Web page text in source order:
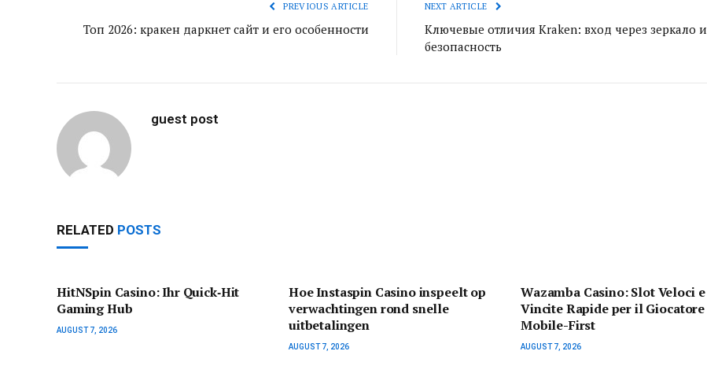
PREVIOUS ARTICLE
Топ 2026: кракен даркнет сайт и его особенности
NEXT ARTICLE
Ключевые отличия Kraken: вход через зеркало и
безопасность
guest post
RELATED POSTS
HitNSpin Casino: Ihr Quick‑Hit
Gaming Hub
AUGUST 7, 2026
Hoe Instaspin Casino inspeelt op
verwachtingen rond snelle
uitbetalingen
AUGUST 7, 2026
Wazamba Casino: Slot Veloci e
Vincite Rapide per il Giocatore
Mobile-First
AUGUST 7, 2026